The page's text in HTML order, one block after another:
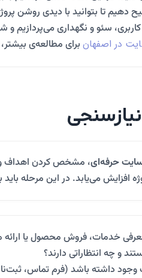
دهیم تا بتوانید با دیدی روشن
سئو و نگهداری می‌پردازیم
در اصفهانبرای مطالعه‌ی
حرفه‌ای، مشخص کردن اهداف و
افزایش می‌یابد. در این مرحله
خدمات، فروش محصول یا ارائه
و چه انتظاراتی دارند؟
وجود داشته باشد (فرم تماس،